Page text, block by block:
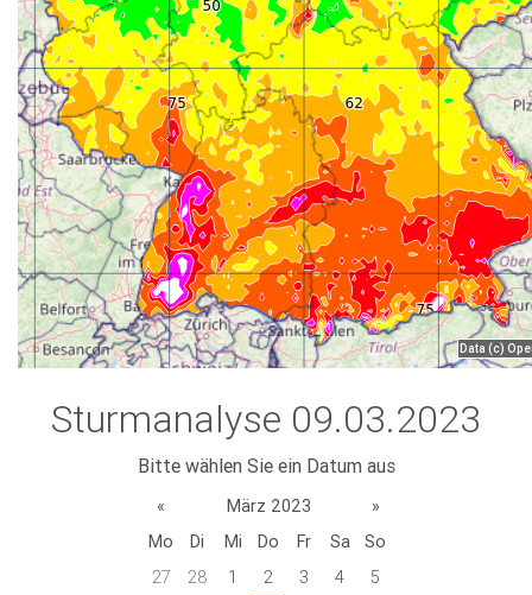
Sturmanalyse 09.03.2023
Bitte wählen Sie ein Datum aus
« März 2023
»
Mo
Di Mi Do Fr Sa
So
27
28 1 2 3 4
5